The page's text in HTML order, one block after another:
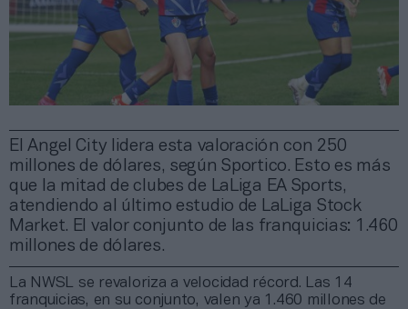
El Angel City lidera esta valoración con 250
millones de dólares, según Sportico. Esto es más
que la mitad de clubes de LaLiga EA Sports,
atendiendo al último estudio de LaLiga Stock
Market. El valor conjunto de las franquicias: 1.460
millones de dólares.
La NWSL se revaloriza a velocidad récord. Las 14
franquicias, en su conjunto, valen ya 1.460 millones de